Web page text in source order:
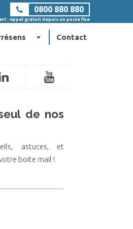
0800 880 880
: Appel gratuit depuis un poste fixe
arrow_drop_down Contact
de nos
astuces, et
boite mail !